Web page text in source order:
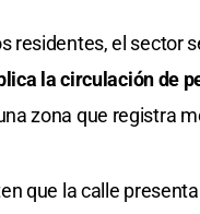
residentes, el sector
la circulación de
zona que registra
que la calle